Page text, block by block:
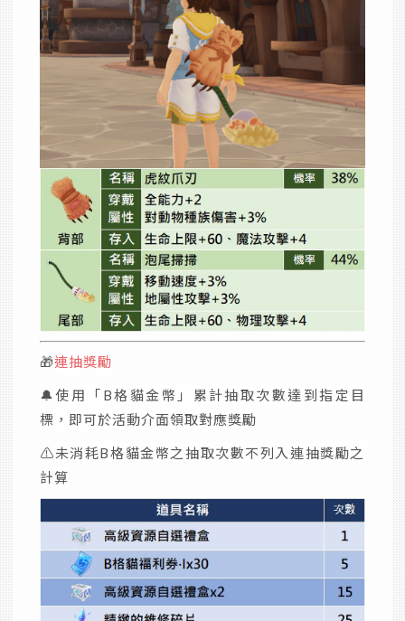
🎁連抽獎勵
🔔使用「B格貓金幣」累計抽取次數達到指定目
標，即可於活動介面領取對應獎勵
⚠️未消耗B格貓金幣之抽取次數不列入連抽獎勵之
計算